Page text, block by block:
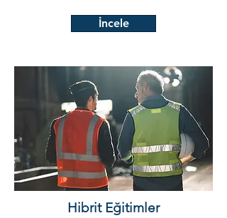
İncele
Hibrit Eğitimler